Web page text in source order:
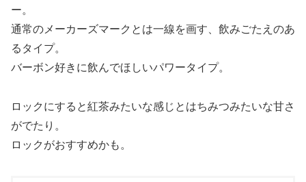
ー。
通常のメーカーズマークとは一線を画す、飲みごたえのあ
るタイプ。
バーボン好きに飲んでほしいパワータイプ。
ロックにすると紅茶みたいな感じとはちみつみたいな甘さ
がでたり。
ロックがおすすめかも。